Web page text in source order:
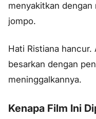
menyakitkan
jompo.
Hati Ristiana hancur.
besarkan dengan
meninggalkannya.
Kenapa Film Ini